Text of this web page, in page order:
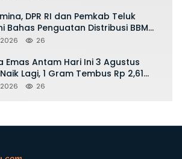
DPR RI dan Pemkab Teluk
Bahas Penguatan Distribusi BBM
26
Emas Antam Hari Ini 3 Agustus
Lagi, 1 Gram Tembus Rp 2,61
26